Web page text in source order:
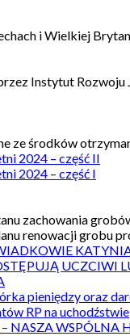
i Wielkiej
Instytut
ze środków
2024 – część II
2024 – część I
zachowania
renowacji grobu
UCZCIWI
pieniędzy oraz
RP na uchodźstwie
NASZA WSPÓLNA